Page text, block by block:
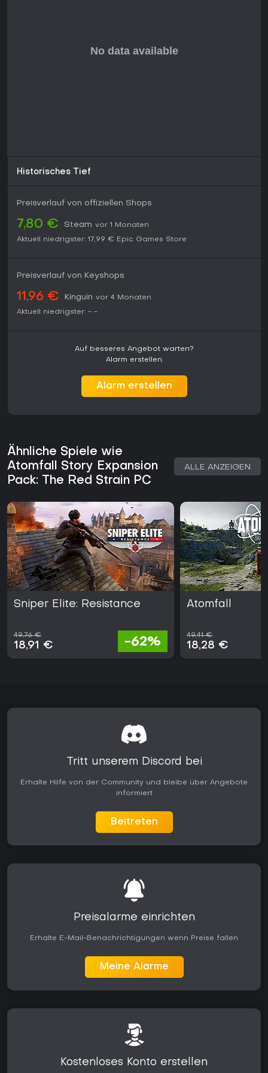
Wer taktische Survival-Elemente und Story-Integration ohne
Historisches Tief
Preisverlauf von offiziellen Shops
7,80 € Steam vor 1 Monaten
Aktuell niedrigster: 17,99 € Epic Games Store
Preisverlauf von Keyshops
11,96 € Kinguin vor 4 Monaten
Aktuell niedrigster: - -
Auf besseres Angebot warten?
Alarm erstellen.
Alarm erstellen
Ähnliche Spiele wie
Atomfall Story Expansion
Pack: The Red Strain PC
ALLE ANZEIGEN
Sniper Elite: Resistance
49,76 €
18,91 € -62%
Atomfall
49,41 €
18,28 €
Tritt unserem Discord bei
Erhalte Hilfe von der Community und bleibe über Angebote
informiert
Beitreten
Preisalarme einrichten
Erhalte E-Mail-Benachrichtigungen wenn Preise fallen
Meine Alarme
Kostenloses Konto erstellen